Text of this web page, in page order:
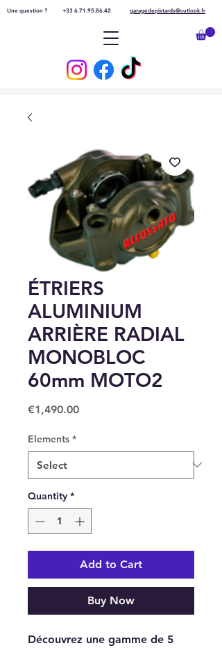
Une question ? +33 6.71.95.86.42 garagedepistards@outlook.fr
ÉTRIERS
ALUMINIUM
ARRIÈRE RADIAL
MONOBLOC
60mm MOTO2
€1,490.00Price
Elements *
Quantity *
Add to Cart
Buy Now
Découvrez une gamme de 5